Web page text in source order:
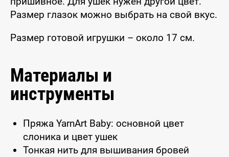
Размер глазок можно выбрать на свой вкус.
Размер готовой игрушки – около 17 см.
Материалы и
инструменты
Пряжа YarnArt Baby: основной цвет
слоника и цвет ушек
Тонкая нить для вышивания бровей